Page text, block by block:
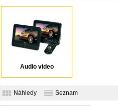
Audio video
Náhledy Seznam